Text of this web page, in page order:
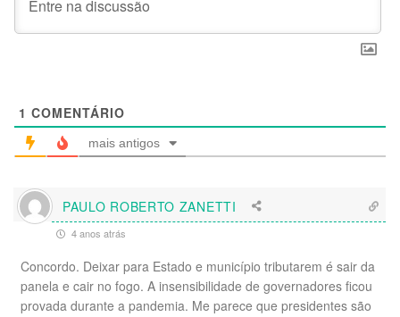
1 COMENTÁRIO
mais antigos
PAULO ROBERTO ZANETTI
4 anos atrás
Concordo. Deixar para Estado e município tributarem é sair da
panela e cair no fogo. A insensibilidade de governadores ficou
provada durante a pandemia. Me parece que presidentes são